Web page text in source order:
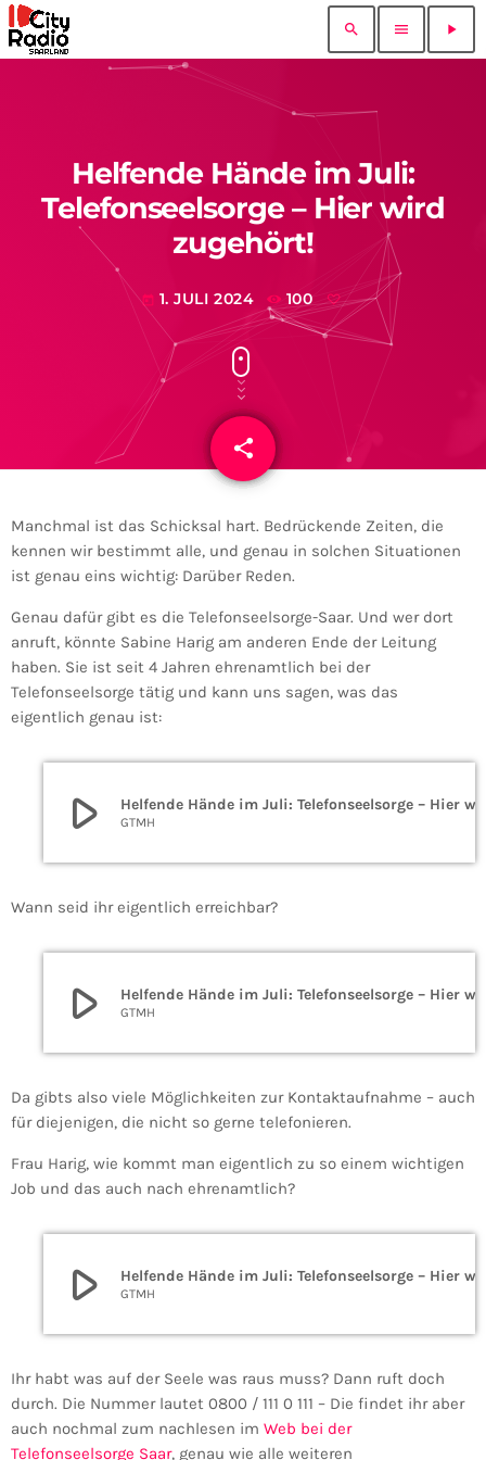
search menu play_arrow
Helfende Hände im Juli:
Telefonseelsorge – Hier wird
zugehört!
today 1. JULI 2024 100
share
email
Manchmal ist das Schicksal hart. Bedrückende Zeiten, die
kennen wir bestimmt alle, und genau in solchen Situationen
ist genau eins wichtig: Darüber Reden.
Genau dafür gibt es die Telefonseelsorge-Saar. Und wer dort
anruft, könnte Sabine Harig am anderen Ende der Leitung
haben. Sie ist seit 4 Jahren ehrenamtlich bei der
Telefonseelsorge tätig und kann uns sagen, was das
eigentlich genau ist:
play_arrow GTMH
Wann seid ihr eigentlich erreichbar?
play_arrow GTMH
Da gibts also viele Möglichkeiten zur Kontaktaufnahme – auch
für diejenigen, die nicht so gerne telefonieren.
Frau Harig, wie kommt man eigentlich zu so einem wichtigen
Job und das auch nach ehrenamtlich?
play_arrow GTMH
Ihr habt was auf der Seele was raus muss? Dann ruft doch
durch. Die Nummer lautet 0800 / 111 0 111 – Die findet ihr aber
auch nochmal zum nachlesen im Web bei der
Telefonseelsorge Saar, genau wie alle weiteren